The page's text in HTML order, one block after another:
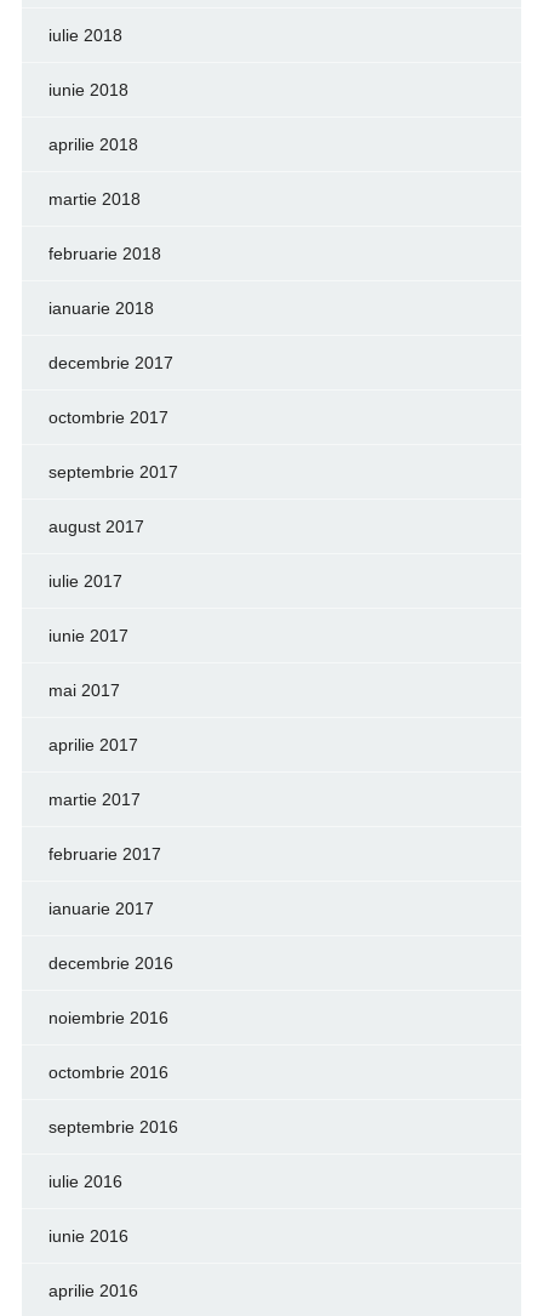
iulie 2018
iunie 2018
aprilie 2018
martie 2018
februarie 2018
ianuarie 2018
decembrie 2017
octombrie 2017
septembrie 2017
august 2017
iulie 2017
iunie 2017
mai 2017
aprilie 2017
martie 2017
februarie 2017
ianuarie 2017
decembrie 2016
noiembrie 2016
octombrie 2016
septembrie 2016
iulie 2016
iunie 2016
aprilie 2016